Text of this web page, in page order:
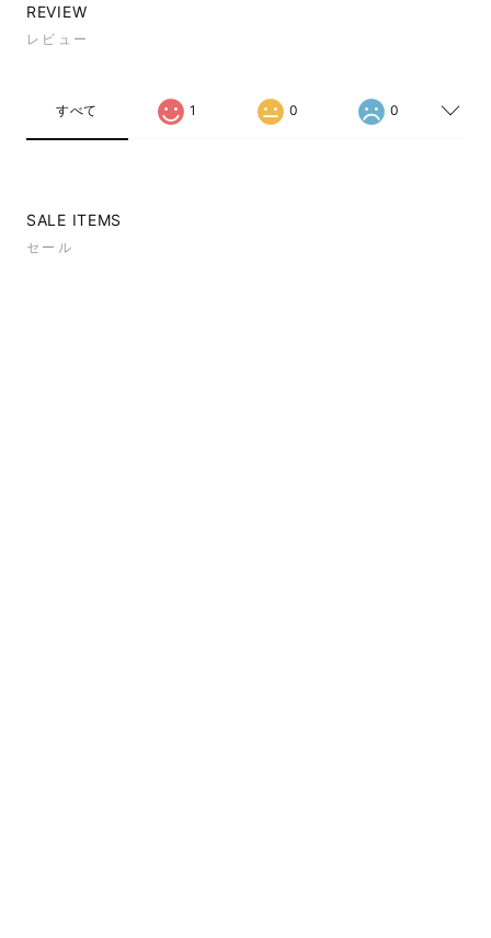
REVIEW
レビュー
すべて 1 0 0
SALE ITEMS
セール